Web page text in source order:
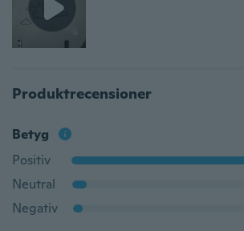
Produktrecensioner
Betyg
Positiv
Neutral
Negativ